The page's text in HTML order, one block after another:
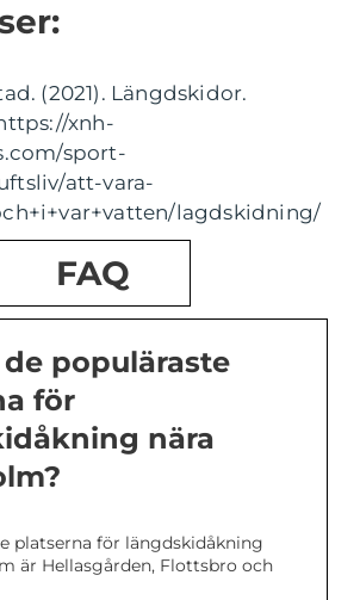
(2021). Längdskidor.
xnh-
sport-
att-vara-
lagdskidning/
FAQ
populäraste
för
nära
platserna för längdskidåkning
är Hellasgården, Flottsbro och